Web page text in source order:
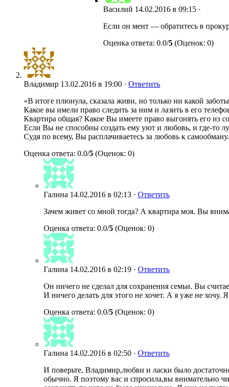
Василий 14.02.2016 в 09:15 ·
Если он мент — обратитесь в
Оценка ответа: 0.0/5 (Оценок: 0)
Владимир 13.02.2016 в 19:00 · Ответить
«В итоге плюнула, сказала живи, но только ни какой
Какое вы имели право следить за ним и лазить в его
Квартира общая? Какое Вы имеете право выгонять его из
Если Вы не способны создать ему уют и любовь, и где-то
Судя по всему, Вы расплачиваетесь за любовь к
Оценка ответа: 0.0/5 (Оценок: 0)
Галина 14.02.2016 в 02:13 · Ответить
Зачем живет со мной тогда? А квартира моя. Вы
Оценка ответа: 0.0/5 (Оценок: 0)
Галина 14.02.2016 в 02:19 · Ответить
Он ничего не сделал для сохранения семьи. Вы
И ничего делать для этого не хочет. А я уже не
Оценка ответа: 0.0/5 (Оценок: 0)
Галина 14.02.2016 в 02:50 · Ответить
И поверьте, Владимир,любви и ласки было
обычно. Я поэтому вас и спросила,вы внимательно